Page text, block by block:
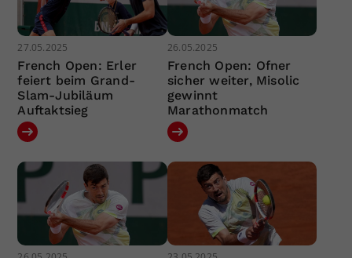
27.05.2025
French Open: Erler
feiert beim Grand-
Slam-Jubiläum
Auftaktsieg
26.05.2025
French Open: Ofner
sicher weiter, Misolic
gewinnt
Marathonmatch